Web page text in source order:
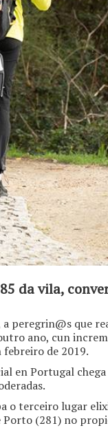
da vila,
peregrin@s que
ano, cun
febreiro de 2019.
en Portugal
o terceiro lugar
(281) no